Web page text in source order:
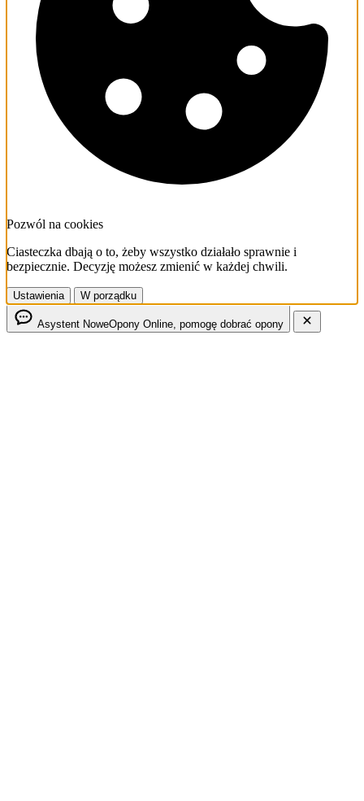
Pozwól na cookies
Ciasteczka dbają o to, żeby wszystko działało sprawnie i
bezpiecznie. Decyzję możesz zmienić w każdej chwili.
Ustawienia W porządku
Asystent NoweOpony Online, pomogę dobrać opony